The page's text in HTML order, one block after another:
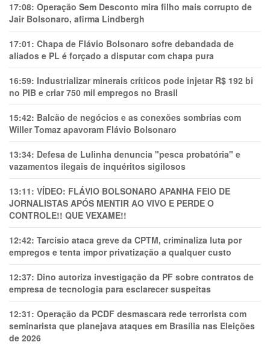
17:08: Operação Sem Desconto mira filho mais corrupto de
Jair Bolsonaro, afirma Lindbergh
17:01: Chapa de Flávio Bolsonaro sofre debandada de
aliados e PL é forçado a disputar com chapa pura
16:59: Industrializar minerais críticos pode injetar R$ 192 bi
no PIB e criar 750 mil empregos no Brasil
15:42: Balcão de negócios e as conexões sombrias com
Willer Tomaz apavoram Flávio Bolsonaro
13:34: Defesa de Lulinha denuncia "pesca probatória" e
vazamentos ilegais de inquéritos sigilosos
13:11: VÍDEO: FLÁVIO BOLSONARO APANHA FEIO DE
JORNALISTAS APÓS MENTIR AO VIVO E PERDE O
CONTROLE!! QUE VEXAME!!
12:42: Tarcísio ataca greve da CPTM, criminaliza luta por
empregos e tenta impor privatização a qualquer custo
12:37: Dino autoriza investigação da PF sobre contratos de
empresa de tecnologia para esclarecer suspeitas
12:31: Operação da PCDF desmascara rede terrorista com
seminarista que planejava ataques em Brasília nas Eleições
de 2026